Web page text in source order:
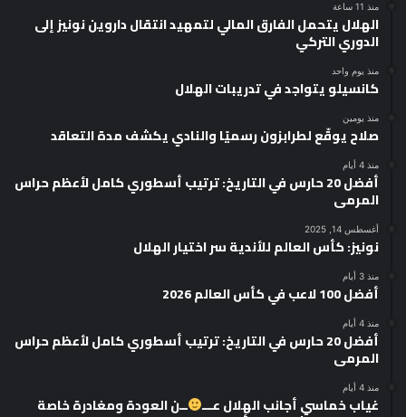
منذ 11 ساعة
الهلال يتحمل الفارق المالي لتمهيد انتقال داروين نونيز إلى
الدوري التركي
منذ يوم واحد
كانسيلو يتواجد في تدريبات الهلال
منذ يومين
صلاح يوقّع لطرابزون رسميًا والنادي يكشف مدة التعاقد
منذ 4 أيام
أفضل 20 حارس في التاريخ: ترتيب أسطوري كامل لأعظم حراس
المرمى
أغسطس 14, 2025
نونيز: كأس العالم للأندية سر اختيار الهلال
منذ 3 أيام
أفضل 100 لاعب في كأس العالم 2026
منذ 4 أيام
أفضل 20 حارس في التاريخ: ترتيب أسطوري كامل لأعظم حراس
المرمى
منذ 4 أيام
غياب خماسي أجانب الهلال عـــ ــن العودة ومغادرة خاصة